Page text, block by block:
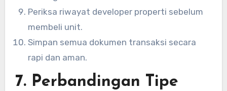
Periksa riwayat developer properti sebelum
membeli unit.
Simpan semua dokumen transaksi secara
rapi dan aman.
7. Perbandingan Tipe